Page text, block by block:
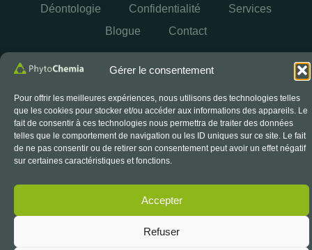
Gérer le consentement
Pour offrir les meilleures expériences, nous utilisons des technologies telles
que les cookies pour stocker et/ou accéder aux informations des appareils. Le
fait de consentir à ces technologies nous permettra de traiter des données
telles que le comportement de navigation ou les ID uniques sur ce site. Le fait
de ne pas consentir ou de retirer son consentement peut avoir un effet négatif
sur certaines caractéristiques et fonctions.
Accepter
Refuser
© 2026 PhytoChemia. Tous droits réservés. Propulsé par
Déontologie Confidentialité
Services
Blogue
Contact
Le symbole d’accréditation du CCN est un symbole officiel
du Conseil canadien des normes, utilisé sous licence.